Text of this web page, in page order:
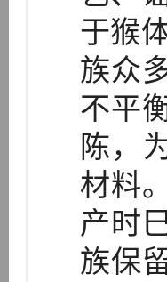
于猴
族众
不平
陈，
材料
产时
族保